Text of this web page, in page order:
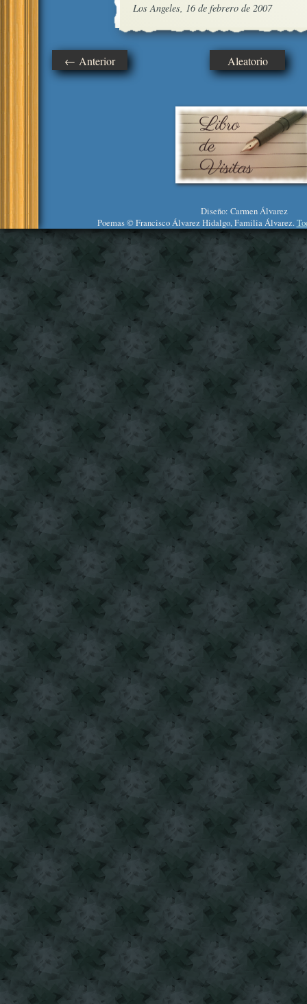
Los Angeles, 16 de febrero de 2007
← Anterior Aleatorio
Diseño: Carmen Álvarez
Poemas © Francisco Álvarez Hidalgo, Familia Álvarez.